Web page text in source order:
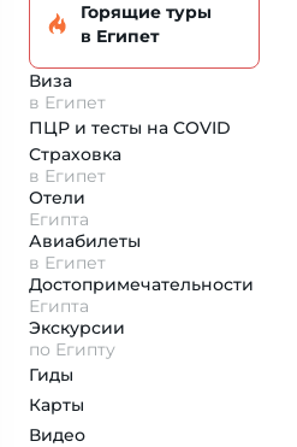
Горящие туры
в Египет
Виза
в Египет
ПЦР и тесты на COVID
Страховка
в Египет
Отели
Египта
Авиабилеты
в Египет
Достопримеча­тельности
Египта
Экскурсии
по Египту
Гиды
Карты
Видео